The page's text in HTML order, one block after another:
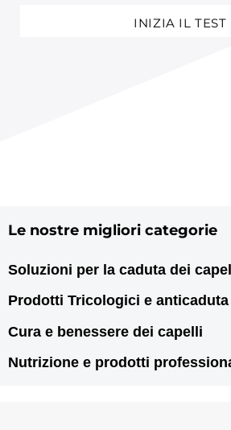
INIZIA IL TEST
Le nostre migliori categorie
Soluzioni per la caduta dei
Infoltimento capelli
Prodotti Tricologici e anticaduta
Prodotti tricologici
Prodotti antiforfora
Cura e benessere dei capelli
Prodotti per doppie punte
Nutrizione e prodotti